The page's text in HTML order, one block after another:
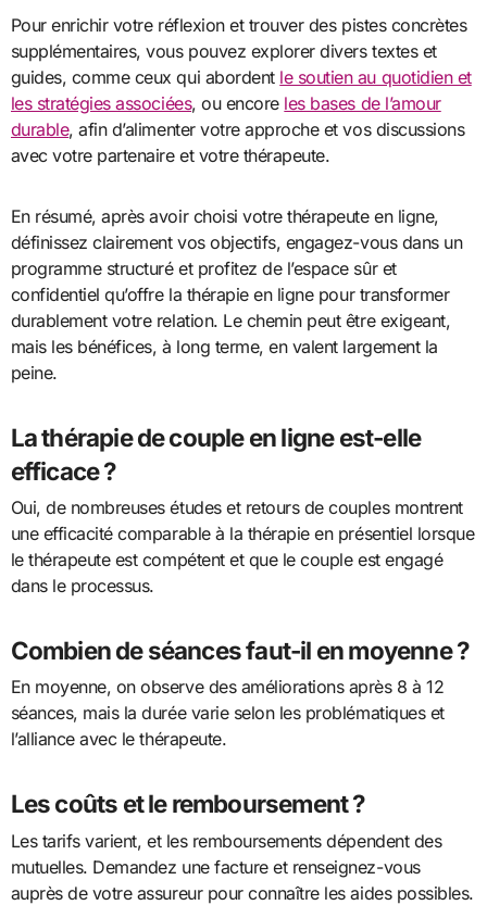
Pour enrichir votre réflexion et trouver des pistes concrètes
supplémentaires, vous pouvez explorer divers textes et
guides, comme ceux qui abordent le soutien au quotidien et
les stratégies associées, ou encore les bases de l’amour
durable, afin d’alimenter votre approche et vos discussions
avec votre partenaire et votre thérapeute.
En résumé, après avoir choisi votre thérapeute en ligne,
définissez clairement vos objectifs, engagez-vous dans un
programme structuré et profitez de l’espace sûr et
confidentiel qu’offre la thérapie en ligne pour transformer
durablement votre relation. Le chemin peut être exigeant,
mais les bénéfices, à long terme, en valent largement la
peine.
La thérapie de couple en ligne est-elle
efficace ?
Oui, de nombreuses études et retours de couples montrent
une efficacité comparable à la thérapie en présentiel lorsque
le thérapeute est compétent et que le couple est engagé
dans le processus.
Combien de séances faut-il en moyenne ?
En moyenne, on observe des améliorations après 8 à 12
séances, mais la durée varie selon les problématiques et
l’alliance avec le thérapeute.
Les coûts et le remboursement ?
Les tarifs varient, et les remboursements dépendent des
mutuelles. Demandez une facture et renseignez-vous
auprès de votre assureur pour connaître les aides possibles.